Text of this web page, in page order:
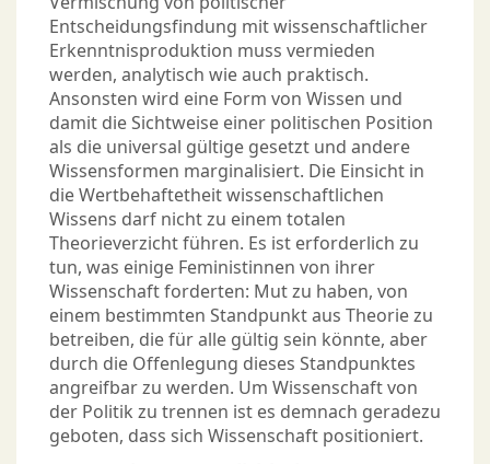
Entscheidungsfindung mit wissenschaftlicher
Erkenntnisproduktion muss vermieden
werden, analytisch wie auch praktisch.
Ansonsten wird eine Form von Wissen und
damit die Sichtweise einer politischen Position
als die universal gültige gesetzt und andere
Wissensformen marginalisiert. Die Einsicht in
die Wertbehaftetheit wissenschaftlichen
Wissens darf nicht zu einem totalen
Theorieverzicht führen. Es ist erforderlich zu
tun, was einige Feministinnen von ihrer
Wissenschaft forderten: Mut zu haben, von
einem bestimmten Standpunkt aus Theorie zu
betreiben, die für alle gültig sein könnte, aber
durch die Offenlegung dieses Standpunktes
angreifbar zu werden. Um Wissenschaft von
der Politik zu trennen ist es demnach geradezu
geboten, dass sich Wissenschaft positioniert.